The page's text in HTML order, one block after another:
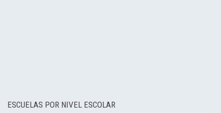
ESCUELAS POR NIVEL ESCOLAR